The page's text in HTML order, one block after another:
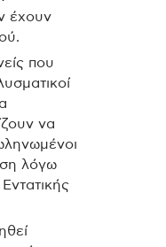
έχουν
που
να
λόγω